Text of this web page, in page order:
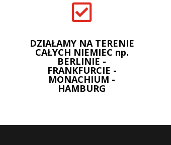

DZIAŁAMY NA TERENIE
CAŁYCH NIEMIEC np.
BERLINIE -
FRANKFURCIE -
MONACHIUM -
HAMBURG